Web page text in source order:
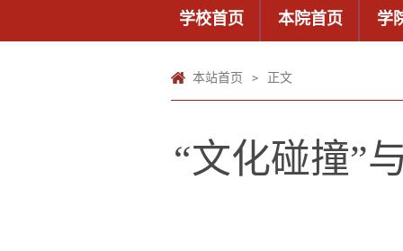
学校首页 本院首页 学
本站首页 > 正文
“文化碰撞”